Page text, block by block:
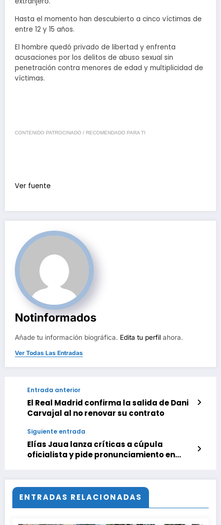
Hasta el momento han descubierto a cinco víctimas de
entre 12 y 15 años.
El hombre quedó privado de libertad y enfrenta
acusaciones por los delitos de abuso sexual sin
penetración contra menores de edad y multiplicidad de
víctimas.
CONTENIDO PATROCINADO / RECOMENDADO PARA TI
Ver fuente
Notinformados
Añade tu información biográfica. Edita tu perfil ahora.
Ver Todas Las Entradas
Entrada anterior
El Real Madrid confirma la salida de Dani
Carvajal al no renovar su contrato
Siguiente entrada
Elías Jaua lanza críticas a cúpula
oficialista y pide pronunciamiento en
ENTRADAS RELACIONADAS